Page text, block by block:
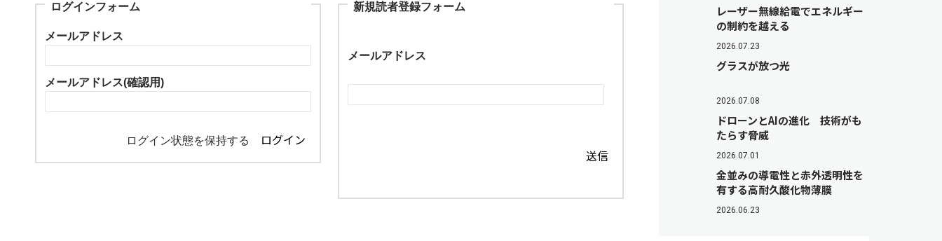
ログインフォーム
メールアドレス
メールアドレス(確認用)
ログイン状態を保持する
新規読者登録フォーム
メールアドレス
レーザー無線給電でエネルギー
の制約を越える
2026.07.23
グラスが放つ光
2026.07.08
ドローンとAIの進化 技術がも
たらす脅威
2026.07.01
金並みの導電性と赤外透明性を
有する高耐久酸化物薄膜
2026.06.23